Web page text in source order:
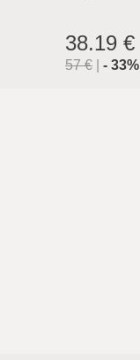
38.19 €
57€ - 33%